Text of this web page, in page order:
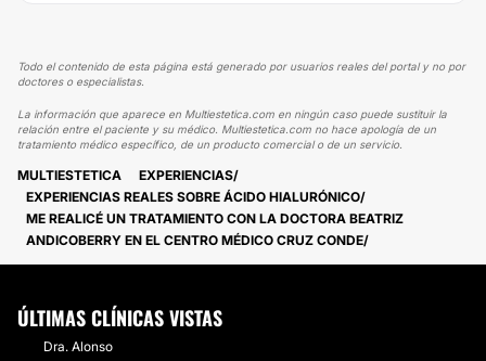
Todo el contenido de esta página está generado por usuarios reales del portal y no por
doctores o especialistas.
La información que aparece en Multiestetica.com en ningún caso puede sustituir la
relación entre el paciente y su médico. Multiestetica.com no hace apología de un
tratamiento médico específico, de un producto comercial o de un servicio.
MULTIESTETICA
EXPERIENCIAS
EXPERIENCIAS REALES SOBRE ÁCIDO HIALURÓNICO
ME REALICÉ UN TRATAMIENTO CON LA DOCTORA BEATRIZ
ANDICOBERRY EN EL CENTRO MÉDICO CRUZ CONDE
ÚLTIMAS CLÍNICAS VISTAS
Dra. Alonso